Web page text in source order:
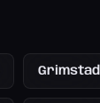
Grimstad